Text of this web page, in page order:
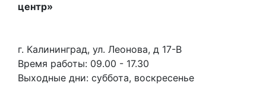
центр»
г. Калининград, ул. Леонова, д 17-В
Время работы: 09.00 - 17.30
Выходные дни: суббота, воскресенье